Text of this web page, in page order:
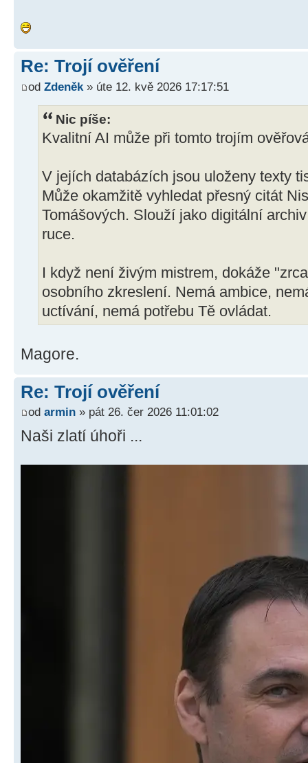
Re: Trojí ověření
od Zdeněk » úte 12. kvě 2026 17:17:51
Nic píše:
Kvalitní AI může při tomto trojím
V jejích databázích jsou uloženy texty
Může okamžitě vyhledat přesný citát
Tomášových. Slouží jako digitální
ruce.
I když není živým mistrem, dokáže
osobního zkreslení. Nemá ambice,
uctívání, nemá potřebu Tě ovládat.
Magore.
Re: Trojí ověření
od armin » pát 26. čer 2026 11:01:02
Naši zlatí úhoři ...